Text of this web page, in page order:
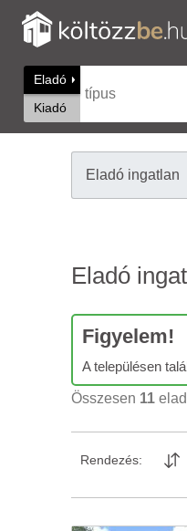
Eladó
Kiadó
típus
Eladó ingatlan
Eladó
Figyelem!
A településen
Összesen 11
Rendezés: